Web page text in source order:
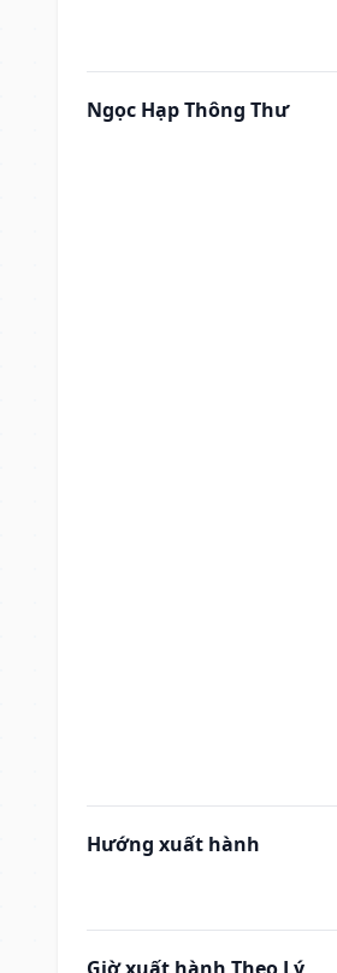
Ngọc Hạp Thông Thư
Hướng xuất hành